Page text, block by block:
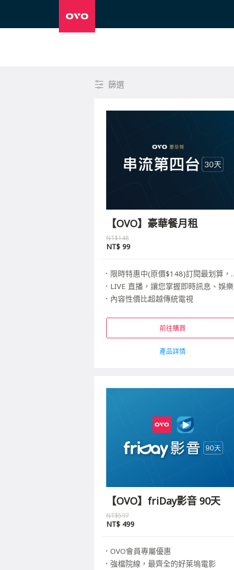
篩選
【OVO】豪華餐月租
NT$148
NT$ 99
限時特惠中(原價$148)訂閱最划算，每天只要3.3元
LIVE 直播，讓您掌握即時訊息、娛樂脈動
內容性價比超越傳統電視
前往購買
產品詳情
【OVO】friDay影音 90天
NT$597
NT$ 499
OVO會員專屬優惠
強檔院線，最齊全的好萊塢電影